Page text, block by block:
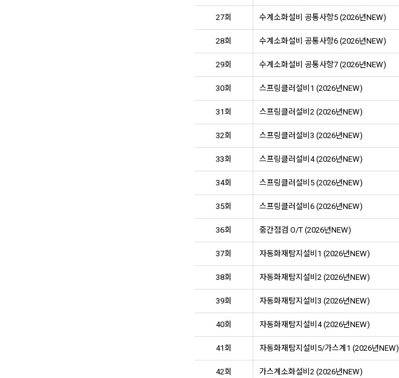
27회 수계소화설비 공통사항5 (2026년NEW)
28회 수계소화설비 공통사항6 (2026년NEW)
29회 수계소화설비 공통사항7 (2026년NEW)
30회 스프링클러설비1 (2026년NEW)
31회 스프링클러설비2 (2026년NEW)
32회 스프링클러설비3 (2026년NEW)
33회 스프링클러설비4 (2026년NEW)
34회 스프링클러설비5 (2026년NEW)
35회 스프링클러설비6 (2026년NEW)
36회 중간점검 O/T (2026년NEW)
37회 자동화재탐지설비1 (2026년NEW)
38회 자동화재탐지설비2 (2026년NEW)
39회 자동화재탐지설비3 (2026년NEW)
40회 자동화재탐지설비4 (2026년NEW)
41회 자동화재탐지설비5/가스계1 (2026년NEW)
42회 가스계소화설비2 (2026년NEW)